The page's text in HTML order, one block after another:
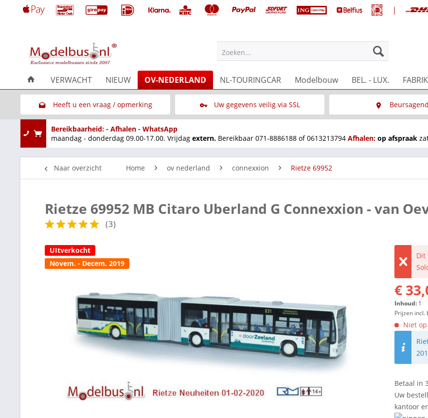
|
Zoeken...
VERWACHT NIEUW OV-NEDERLAND NL-TOURINGCAR Modelbouw BEL. - LUX.
Heeft u een vraag / opmerking
Link naar het contactformulier
Uw gegevens veilig via SSL
Bereikbaarheid: - Afhalen - WhatsApp
maandag - donderdag 09.00-17.00. Vrijdag extern. Bereikbaar 071-8886188 of 0613213794 Afhalen: op afspraak
Naar overzicht Home ov nederland connexxion Rietze 69952
Rietze 69952 MB Citaro Uberland G Connexxion - van
(3)
UItverkocht
Novem. - Decem. 2019
Dit
€
Inhoud: 1
Prijzen incl.
Niet
Betaal in
Uw
kantoor